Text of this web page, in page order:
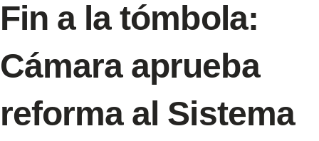
Fin a la tómbola:
Cámara aprueba
reforma al Sistema